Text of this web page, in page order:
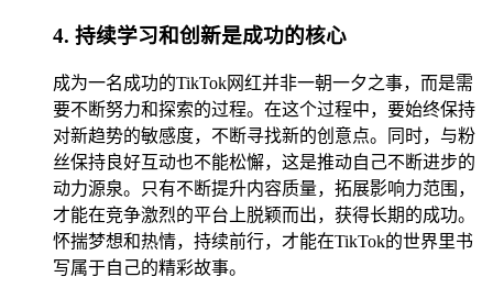
4. 持续学习和创新是成功的核心
成为一名成功的TikTok网红并非一朝一夕之事，而是需
要不断努力和探索的过程。在这个过程中，要始终保持
对新趋势的敏感度，不断寻找新的创意点。同时，与粉
丝保持良好互动也不能松懈，这是推动自己不断进步的
动力源泉。只有不断提升内容质量，拓展影响力范围，
才能在竞争激烈的平台上脱颖而出，获得长期的成功。
怀揣梦想和热情，持续前行，才能在TikTok的世界里书
写属于自己的精彩故事。